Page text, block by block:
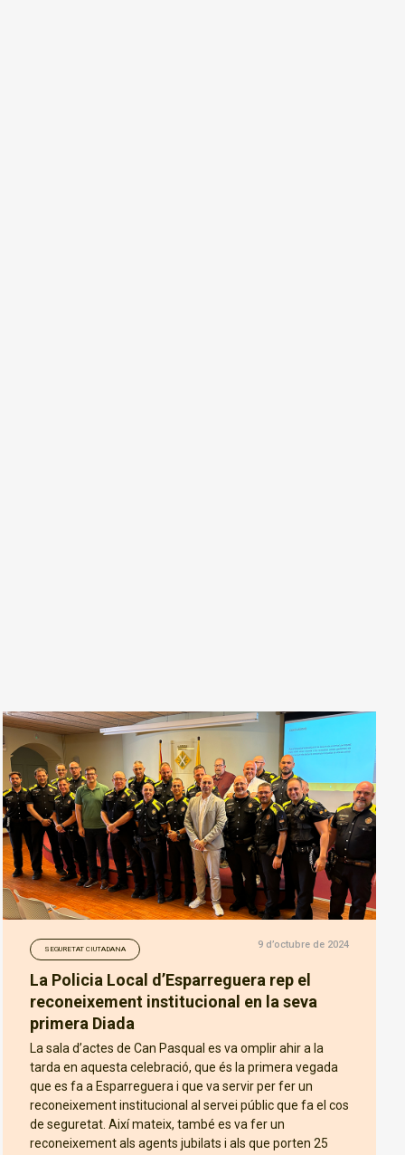
SEGURETAT CIUTADANA 9 d’octubre de 2024
La Policia Local d’Esparreguera rep el
reconeixement institucional en la seva
primera Diada
La sala d’actes de Can Pasqual es va omplir ahir a la
tarda en aquesta celebració, que és la primera vegada
que es fa a Esparreguera i que va servir per fer un
reconeixement institucional al servei públic que fa el cos
de seguretat. Així mateix, també es va fer un
reconeixement als agents jubilats i als que porten 25